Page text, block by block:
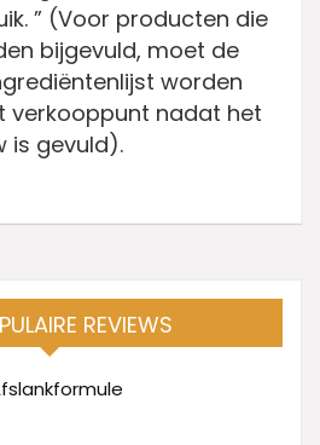
” (Voor producten die
bijgevuld, moet de
worden
verkooppunt nadat het
is gevuld).
REVIEWS